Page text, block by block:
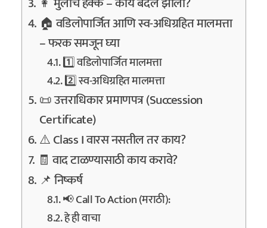
🏠 वडिलोपार्जित आणि स्व-अधिग्रहित मालमत्ता
– फरक समजून घ्या
1️⃣ वडिलोपार्जित मालमत्ता
2️⃣ स्व-अधिग्रहित मालमत्ता
📜 उत्तराधिकार प्रमाणपत्र (Succession
Certificate)
⚠️ Class I वारस नसतील तर काय?
🧾 वाद टाळण्यासाठी काय करावे?
📌 निष्कर्ष
📢 Call To Action (मराठी):
हे ही वाचा